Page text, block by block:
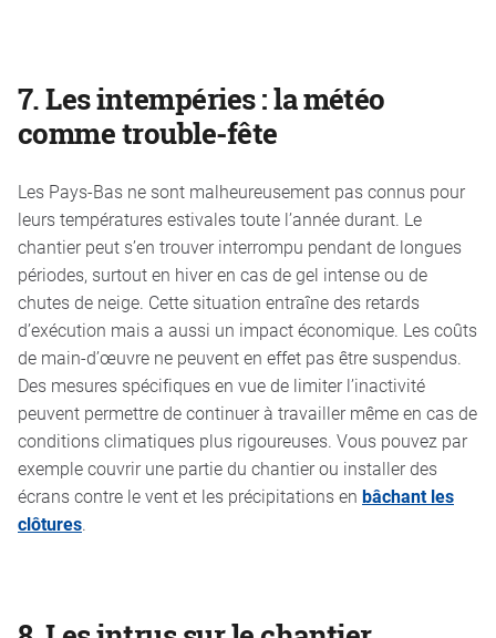
7.Les intempéries : la météo
comme trouble-fête
Les Pays-Bas ne sont malheureusement pas connus pour
leurs températures estivales toute l’année durant. Le
chantier peut s’en trouver interrompu pendant de longues
périodes, surtout en hiver en cas de gel intense ou de
chutes de neige. Cette situation entraîne des retards
d’exécution mais a aussi un impact économique. Les coûts
de main-d’œuvre ne peuvent en effet pas être suspendus.
Des mesures spécifiques en vue de limiter l’inactivité
peuvent permettre de continuer à travailler même en cas de
conditions climatiques plus rigoureuses. Vous pouvez par
exemple couvrir une partie du chantier ou installer des
écrans contre le vent et les précipitations en bâchant les
clôtures.